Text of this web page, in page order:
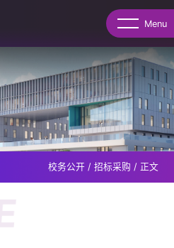
Menu
校务公开/ 招标采购 / 正文